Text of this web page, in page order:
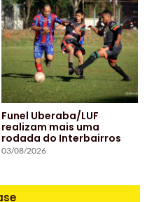
Funel Uberaba/LUF
realizam mais uma
rodada do Interbairros
03/08/2026